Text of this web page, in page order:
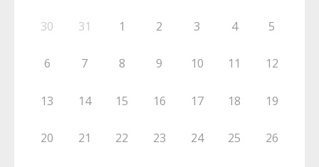
30 31 1 2 3 4 5
6 7 8 9 10 11 12
13 14 15 16 17 18 19
20 21 22 23 24 25 26